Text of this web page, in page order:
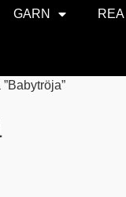
GARN REA